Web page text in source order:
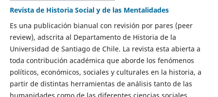
Revista de Historia Social y de las Mentalidades
Es una publicación bianual con revisión por pares (peer
review), adscrita al Departamento de Historia de la
Universidad de Santiago de Chile. La revista esta abierta a
toda contribución académica que aborde los fenómenos
políticos, económicos, sociales y culturales en la historia, a
partir de distintas herramientas de análisis tanto de las